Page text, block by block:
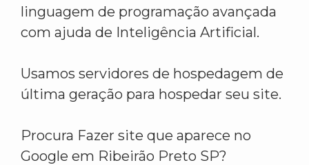
linguagem de programação avançada
com ajuda de Inteligência Artificial.
Usamos servidores de hospedagem de
última geração para hospedar seu site.
Procura Fazer site que aparece no
Google em Ribeirão Preto SP?